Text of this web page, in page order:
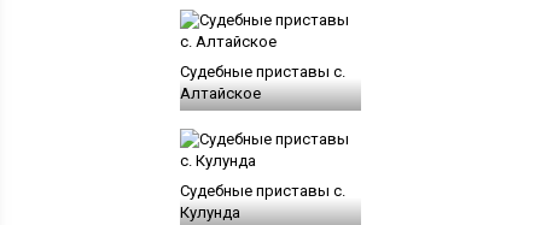
Судебные приставы с.
Алтайское
Судебные приставы с.
Кулунда